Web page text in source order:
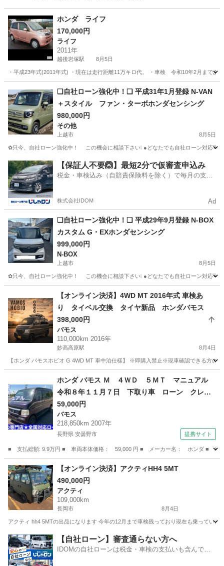
ホンダ ライフ
170,000円
ライフ
2011年
越後岩塚駅 8月5日
・平成23年式(2011年式) ・現在は走行距離11万キロ代。 ・車検 令和10年2月まで
越後岩塚駅 ライフ 走行距離
❑自社ローン強化中！❑ 平成31年1月登録 N-VAN
＋スタイル ファン・ターボホンダセンシング
980,000円
その他
上越市 8月5日
✿只今、自社ローン強化中！ この機会に相談下さい❕ ●どなたでも自社ロー
新潟 上越市 その他 VAN
【保証人不要🙆】最短2分で仮審査申込み
税金・車検込み（自賠責保険料を除く）で毎月の支払
株式会社IDOM Ad
❑自社ローン強化中！❑ 平成29年9月登録 N-BOX
カスタム G・EXホンダセンシング
999,000円
N-BOX
上越市 8月5日
✿只今、自社ローン強化中！ この機会に相談下さい❕ ●どなたでも自社ロー
N-BOX 車両
【オンライン決済】4WD MT 2016年式 車検あ
り タイベル交換 タイヤ新品 ホンダバモス
398,000円
バモス
110,000km 2016年
妙高高原駅 8月4日
【ホンダ バモスホビオ G 4WD MT 車中泊仕様】 ※即購入禁止※現車確認できる方の
妙高高原駅 バモス バモスホビオ
ホンダ バモス Ｍ ４ＷＤ ５ＭＴ マニュアル
令和８年１１月７日 下取り車 ローン クレジ
ット （検8.11）
59,000円
バモス
218,850km 2007年
長野県 安曇野市 提携サイト
■ 支払総額: 9.9万円 ■ 車両本体価格： 59,000 円 ■ メーカー名： ホンダ ■
長野 安曇野市 バモス
【オンライン決済】アクティHH4 5MT
490,000円
アクティ
109,000km
長岡市 8月4日
アクティ hh4 5MTの出品になります 今年の12月まで車検残っており現在も乗ってい
新潟 長岡市 アクティ
【自社ローン】審査通らない方へ
IDOMの自社ローンは税金・車検の支払いも含んでい